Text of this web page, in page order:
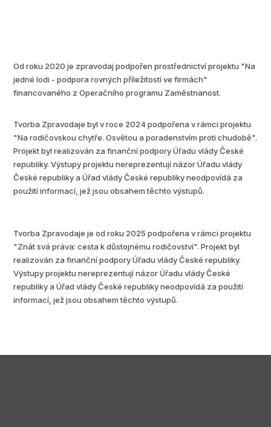
Od roku 2020 je zpravodaj podpořen prostřednictví projektu "Na
jedné lodi - podpora rovných příležitostí ve firmách"
financovaného z Operačního programu Zaměstnanost.
Tvorba Zpravodaje byl v roce 2024 podpořena v rámci projektu
"Na rodičovskou chytře. Osvětou a poradenstvím proti chudobě".
Projekt byl realizován za finanční podpory Úřadu vlády České
republiky. Výstupy projektu nereprezentují názor Úřadu vlády
České republiky a Úřad vlády České republiky neodpovídá za
použití informací, jež jsou obsahem těchto výstupů.
Tvorba Zpravodaje je od roku 2025 podpořena v rámci projektu
"Znát svá práva: cesta k důstojnému rodičovství". Projekt byl
realizován za finanční podpory Úřadu vlády České republiky.
Výstupy projektu nereprezentují názor Úřadu vlády České
republiky a Úřad vlády České republiky neodpovídá za použití
informací, jež jsou obsahem těchto výstupů.